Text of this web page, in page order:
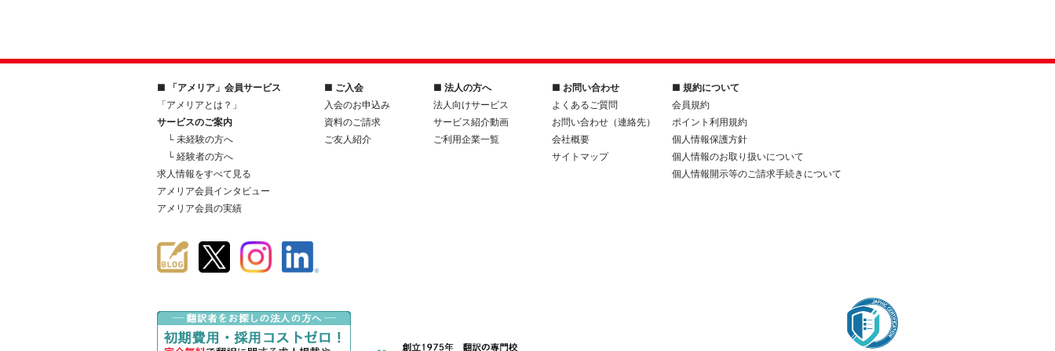
■ 「アメリア」会員サービス
「アメリアとは？」
サービスのご案内
└ 未経験の方へ
└ 経験者の方へ
求人情報をすべて見る
アメリア会員インタビュー
アメリア会員の実績
■ ご入会
入会のお申込み
資料のご請求
ご友人紹介
■ 法人の方へ
法人向けサービス
サービス紹介動画
ご利用企業一覧
■ お問い合わせ
よくあるご質問
お問い合わせ（連絡先）
会社概要
サイトマップ
■ 規約について
会員規約
ポイント利用規約
個人情報保護方針
個人情報のお取り扱いについて
個人情報開示等のご請求手続きについて